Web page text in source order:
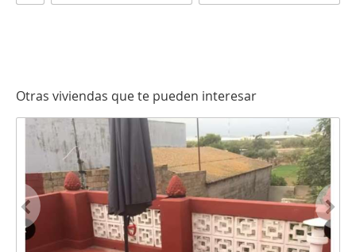
Otras viviendas que te pueden interesar